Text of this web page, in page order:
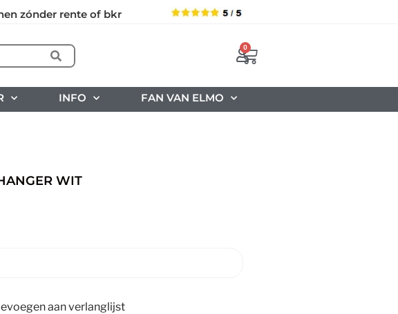
zónder rente of bkr
0
INFO FAN VAN ELMO
WIT
aan verlanglijst